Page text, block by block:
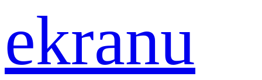
ekranu